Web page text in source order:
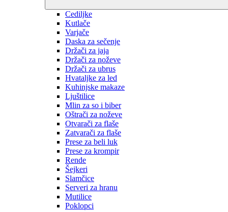
Cediljke
Kutlače
Varjače
Daska za sečenje
Držači za jaja
Držači za noževe
Držači za ubrus
Hvataljke za led
Kuhinjske makaze
Ljuštilice
Mlin za so i biber
Oštrači za noževe
Otvarači za flaše
Zatvarači za flaše
Prese za beli luk
Prese za krompir
Rende
Šejkeri
Slamčice
Serveri za hranu
Mutilice
Poklopci